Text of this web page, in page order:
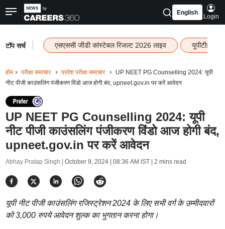
English
Login
टॉप सर्च एसएससी जीडी कांस्टेबल रिजल्ट 2026 लाइव यूपीटीईटी
होम परीक्षा समाचार प्रवेश परीक्षा समाचार
UP NEET PG Counselling 2024: यूपी
नीट पीजी काउंसलिंग पंजीकरण विंडो आज होगी बंद, upneet.gov.in पर करें आवेदन
UP NEET PG Counselling 2024: यूपी
नीट पीजी काउंसलिंग पंजीकरण विंडो आज होगी बंद,
upneet.gov.in पर करें आवेदन
Abhay Pratap Singh | October 9, 2024 | 08:36 AM IST| 2 mins read
यूपी नीट पीजी काउंसलिंग रजिस्ट्रेशन 2024 के लिए सभी वर्ग के उम्मीदवारों
को 3,000 रुपये आवेदन शुल्क का भुगतान करना होगा।